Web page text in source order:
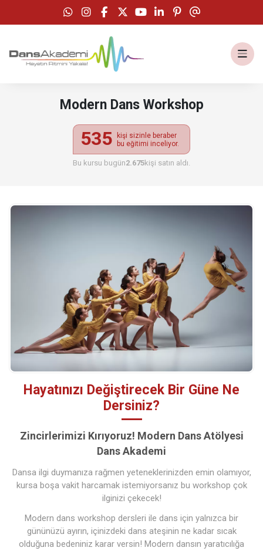
modern dans workshop
Modern Dans Workshop
535
kişi sizinle beraber
bu eğitimi inceliyor.
Bu kursu bugün2.675kişi satın aldı.
Hayatınızı Değiştirecek Bir Güne Ne
Dersiniz?
Zincirlerimizi Kırıyoruz! Modern Dans Atölyesi
Dans Akademi
Dansa ilgi duymanıza rağmen yeteneklerinizden emin olamıyor,
kursa boşa vakit harcamak istemiyorsanız bu workshop çok
ilginizi çekecek!
Modern dans workshop dersleri ile dans için yalnızca bir
gününüzü ayırın, içinizdeki dans ateşinin ne kadar sıcak
olduğuna bedeniniz karar versin! Modern dansın yaratıcılığa